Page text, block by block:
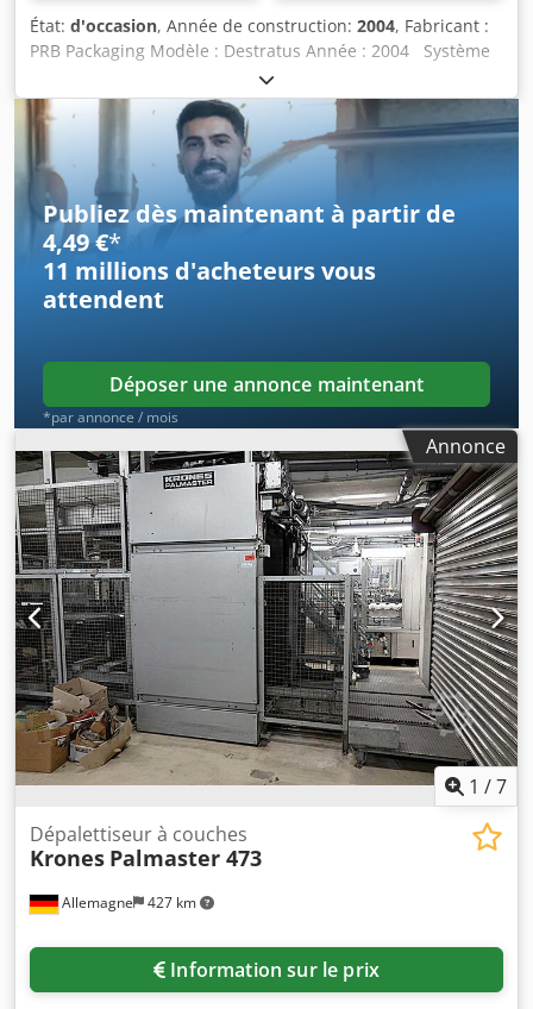
État: d'occasion, Année de construction: 2004, Fabricant :
PRB Packaging Modèle : Destratus Année : 2004 Système
automatisé pour prélever des packs de flacons ou cartons
depuis une palette. Le matériel assure de manière continu
l’alimentation de flacons vides pour le reste de la ligne.
Barrière immatérielle. Pupitre de commande UniOP.
Historique, documentation et schéma électriques
disponibles Crsdpfszg I Umox Aitjf
Publiez dès maintenant à partir de
4,49 €*
11 millions d'acheteursvous
attendent
Déposer une annonce maintenant
*par annonce / mois
Annonce
1 /7
Allemagne 427 km
Dépalettiseur à couches
Krones Palmaster 473
Information sur le prix